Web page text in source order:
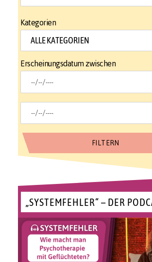
Kategorien
Erscheinungsdatum zwischen
„SYSTEMFEHLER“ – DER